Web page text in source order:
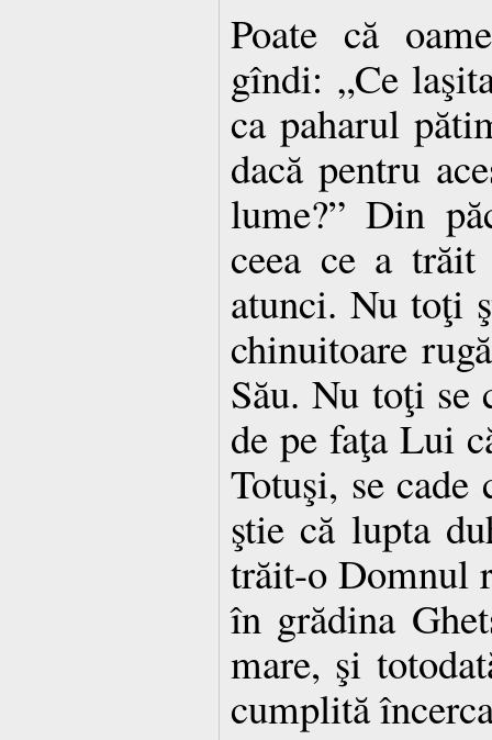
Poate că
gîndi: „Ce
ca paharul
dacă pentru
lume?” Din
ceea ce a
atunci. Nu toţi
chinuitoare
Său. Nu toţi se
de pe faţa Lui
Totuşi, se cade
ştie că lupta
trăit-o Domnul
în grădina
mare, şi
cumplită